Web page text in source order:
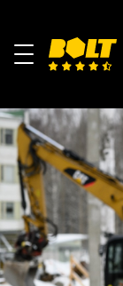
Valikko
etusivulle